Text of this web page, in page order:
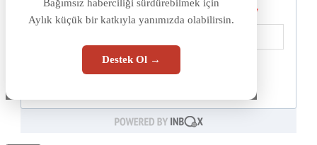
Bağımsız haberciliği sürdürebilmek için
Aylık küçük bir katkıyla yanımızda olabilirsin.
Destek Ol →